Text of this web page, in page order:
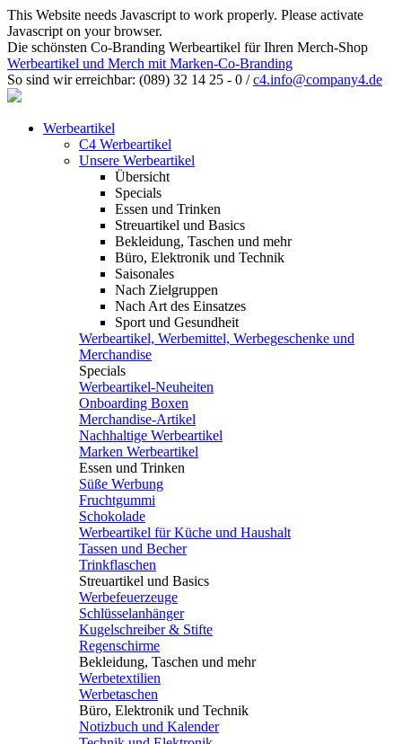
This Website needs Javascript to work properly. Please activate
Javascript on your browser.
Die schönsten Co-Branding Werbeartikel für Ihren Merch-Shop
Werbeartikel und Merch mit Marken-Co-Branding
So sind wir erreichbar: (089) 32 14 25 - 0 /c4.info@company4.de
Werbeartikel
C4 Werbeartikel
Unsere Werbeartikel
Übersicht
Specials
Essen und Trinken
Streuartikel und Basics
Bekleidung, Taschen und mehr
Büro, Elektronik und Technik
Saisonales
Nach Zielgruppen
Nach Art des Einsatzes
Sport und Gesundheit
Werbeartikel, Werbemittel, Werbegeschenke und
Merchandise
Specials
Werbeartikel-Neuheiten
Onboarding Boxen
Merchandise-Artikel
Nachhaltige Werbeartikel
Marken Werbeartikel
Essen und Trinken
Süße Werbung
Fruchtgummi
Schokolade
Werbeartikel für Küche und Haushalt
Tassen und Becher
Trinkflaschen
Streuartikel und Basics
Werbefeuerzeuge
Schlüsselanhänger
Kugelschreiber & Stifte
Regenschirme
Bekleidung, Taschen und mehr
Werbetextilien
Werbetaschen
Büro, Elektronik und Technik
Notizbuch und Kalender